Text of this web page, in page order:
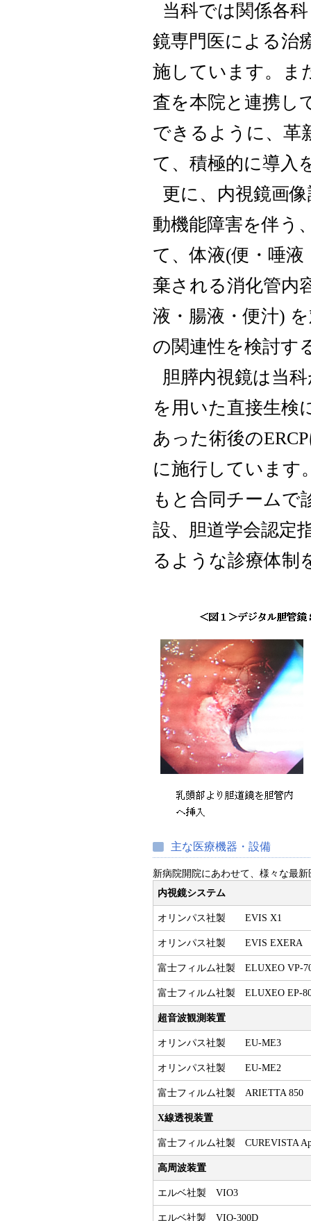
当科では関係各
鏡専門医による治
施しています。ま
査を本院と連携し
できるように、革
て、積極的に導入
更に、内視鏡画
動機能障害を伴う
て、体液(便・唾
棄される消化管内
液・腸液・便汁)
の関連性を検討す
胆膵内視鏡は当
を用いた直接生検
あった術後の
に施行しています
もと合同チームで
設、胆道学会認定
るような診療体制
主な医療機器・設備
新病院開院にあわせて、様々な最
内視鏡システム
オリンパス社製 EVIS X1
オリンパス社製 EVIS EXERA
富士フィルム社製 ELUXEO VP-
富士フィルム社製 ELUXEO EP-
超音波観測装置
オリンパス社製 EU-ME3
オリンパス社製 EU-ME2
富士フィルム社製 ARIETTA 850
X線透視装置
富士フィルム社製 CUREVISTA
高周波装置
エルベ社製 VIO3
エルベ社製 VIO-300D